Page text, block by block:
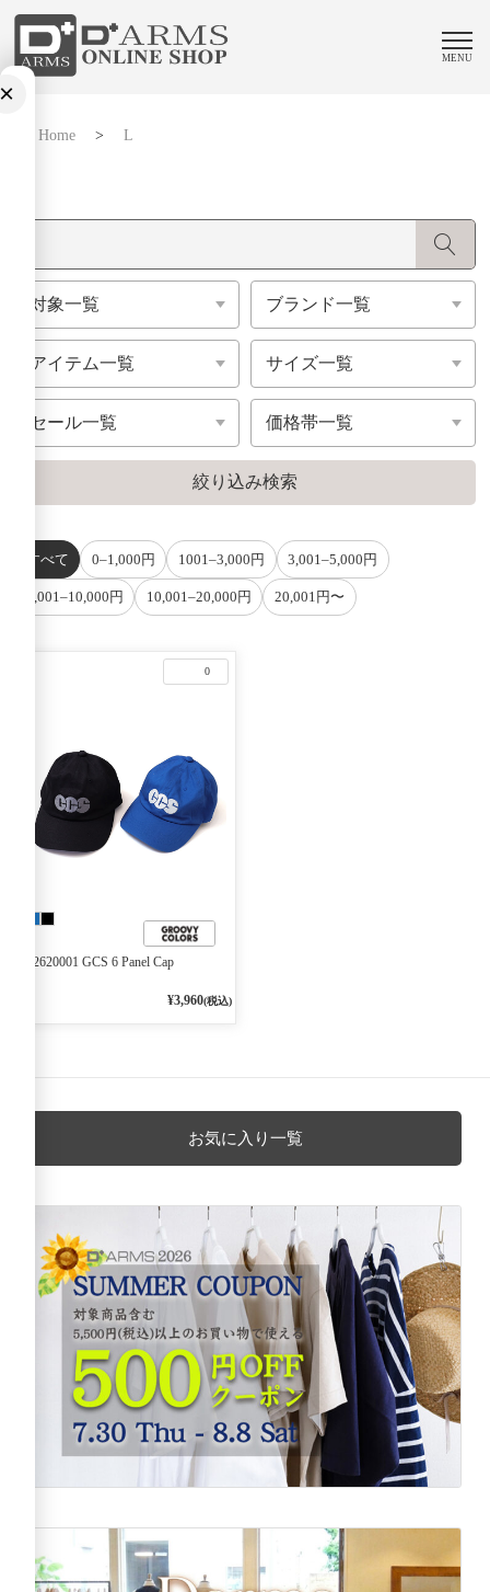
MENU
Home> L
すべて 0–1,000円 1001–3,000円 3,001–5,000円
5,001–10,000円 10,001–20,000円 20,001円〜
0
42620001 GCS 6 Panel Cap
¥3,960(税込)
お気に入り一覧
×